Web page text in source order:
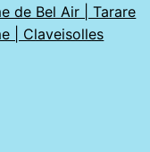
de Bel Air | Tarare
| Claveisolles